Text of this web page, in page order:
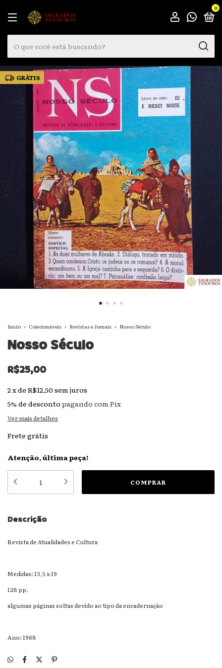
0
GRÁTIS
Início > Colecionáveis > Revistas e Jornais > Nosso Século
Nosso Século
R$25,00
2xde R$12,50 sem juros
5% de desconto pagando com Pix
Ver mais detalhes
Frete grátis
Atenção, última peça!
Descrição
Revista de Atualidades e Cultura
Medidas: 13,5 x 19
128 pp.
algumas páginas soltas devido ao tipo da encadernação
Ano: 1968